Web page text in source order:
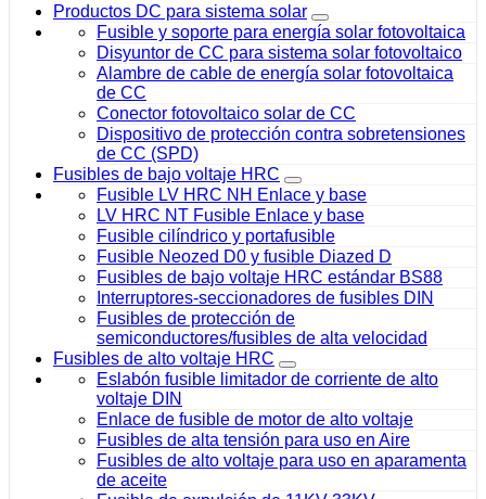
Productos DC para sistema solar
Fusible y soporte para energía solar fotovoltaica
Disyuntor de CC para sistema solar fotovoltaico
Alambre de cable de energía solar fotovoltaica
de CC
Conector fotovoltaico solar de CC
Dispositivo de protección contra sobretensiones
de CC (SPD)
Fusibles de bajo voltaje HRC
Fusible LV HRC NH Enlace y base
LV HRC NT Fusible Enlace y base
Fusible cilíndrico y portafusible
Fusible Neozed D0 y fusible Diazed D
Fusibles de bajo voltaje HRC estándar BS88
Interruptores-seccionadores de fusibles DIN
Fusibles de protección de
semiconductores/fusibles de alta velocidad
Fusibles de alto voltaje HRC
Eslabón fusible limitador de corriente de alto
voltaje DIN
Enlace de fusible de motor de alto voltaje
Fusibles de alta tensión para uso en Aire
Fusibles de alto voltaje para uso en aparamenta
de aceite